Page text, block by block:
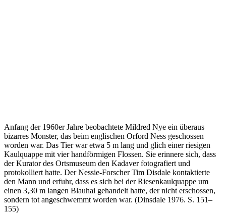
Anfang der 1960er Jahre beobachtete Mildred Nye ein überaus
bizarres Monster, das beim englischen Orford Ness geschossen
worden war. Das Tier war etwa 5 m lang und glich einer riesigen
Kaulquappe mit vier handförmigen Flossen. Sie erinnere sich, dass
der Kurator des Ortsmuseum den Kadaver fotografiert und
protokolliert hatte. Der Nessie-Forscher Tim Disdale kontaktierte
den Mann und erfuhr, dass es sich bei der Riesenkaulquappe um
einen 3,30 m langen Blauhai gehandelt hatte, der nicht erschossen,
sondern tot angeschwemmt worden war. (Dinsdale 1976. S. 151–
155)